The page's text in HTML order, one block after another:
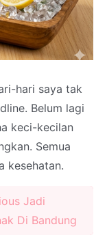
hari saya tak
Belum lagi
keci-kecilan
Semua
kesehatan.
Jadi
Di Bandung